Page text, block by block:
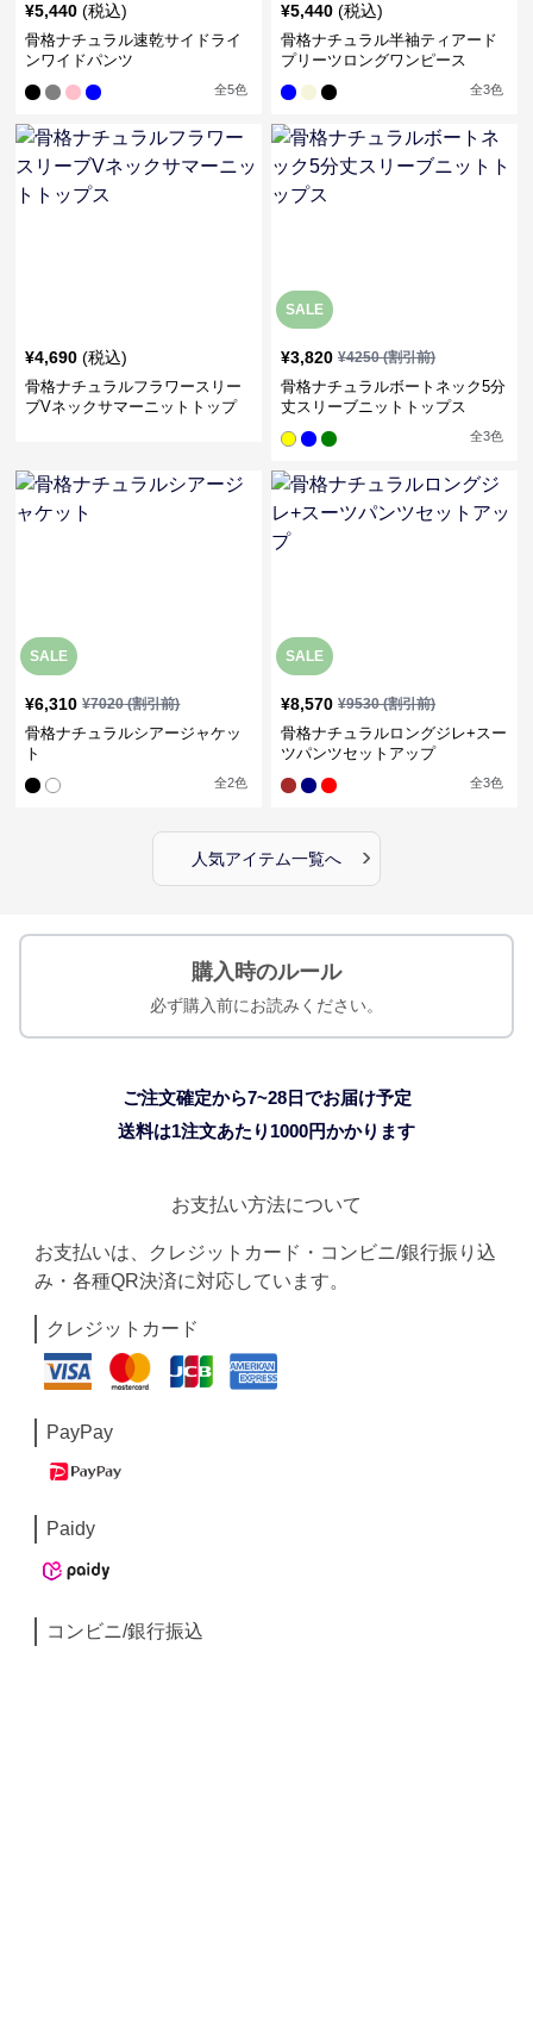
¥5,440 (税込)
骨格ナチュラル速乾サイドライ
ンワイドパンツ
全5色
¥5,440 (税込)
骨格ナチュラル半袖ティアード
プリーツロングワンピース
全3色
¥4,690 (税込)
骨格ナチュラルフラワースリー
ブVネックサマーニットトップ
SALE
¥3,820 ¥4250(割引前)
骨格ナチュラルボートネック5分
丈スリーブニットトップス
全3色
SALE
¥6,310 ¥7020(割引前)
骨格ナチュラルシアージャケッ
ト
全2色
SALE
¥8,570 ¥9530(割引前)
骨格ナチュラルロングジレ+スー
ツパンツセットアップ
全3色
人気アイテム一覧へ ›
購入時のルール
必ず購入前にお読みください。
ご注文確定から7~28日でお届け予定
送料は1注文あたり 1000円かかります
お支払い方法について
お支払いは、クレジットカード・コンビニ/銀行振り込
み・各種QR決済に対応しています。
クレジットカード
PayPay
Paidy
コンビニ/銀行振込